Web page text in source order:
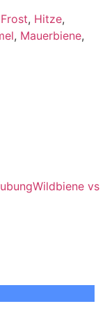
Frost, Hitze,
, Mauerbiene,
Wildbiene vs